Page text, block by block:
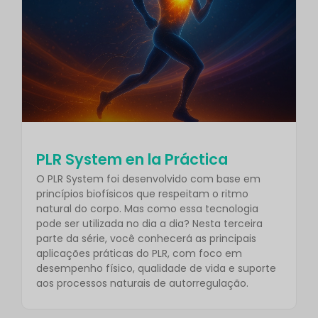
PLR System en la Práctica
O PLR System foi desenvolvido com base em
princípios biofísicos que respeitam o ritmo
natural do corpo. Mas como essa tecnologia
pode ser utilizada no dia a dia? Nesta terceira
parte da série, você conhecerá as principais
aplicações práticas do PLR, com foco em
desempenho físico, qualidade de vida e suporte
aos processos naturais de autorregulação.